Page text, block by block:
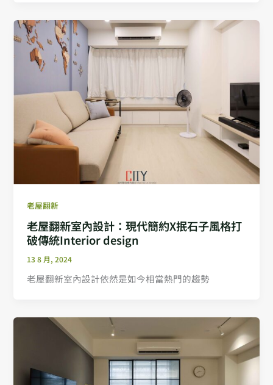
老屋翻新
老屋翻新室內設計：現代簡約X抿石子風格打
破傳統Interior design
13 8 月, 2024
老屋翻新室內設計依然是如今相當熱門的趨勢